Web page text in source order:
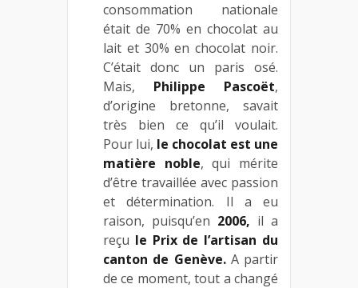
consommation nationale
était de 70% en chocolat au
lait et 30% en chocolat noir.
C’était donc un paris osé.
Mais, Philippe Pascoët,
d’origine bretonne, savait
très bien ce qu’il voulait.
Pour lui, le chocolat est une
matière noble, qui mérite
d’être travaillée avec passion
et détermination. Il a eu
raison, puisqu’en 2006, il a
reçu le Prix de l’artisan du
canton de Genève.A partir
de ce moment, tout a changé